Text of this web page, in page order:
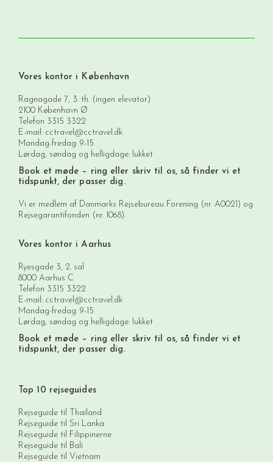
Vores kontor i København
Ragnagade 7, 3. th. (ingen elevator)
2100 København Ø
Telefon 3315 3322
E-mail: cctravel@cctravel.dk
Mandag-fredag: 9-15
Lørdag, søndag og helligdage: lukket
Book et møde – ring eller skriv til os, så finder vi et
tidspunkt, der passer dig.
Vi er medlem af Danmarks Rejsebureau Forening (nr. A0021) og
Rejsegarantifonden (nr. 1068).
Vores kontor i Aarhus
Ryesgade 3, 2. sal
8000 Aarhus C
Telefon 3315 3322
E-mail: cctravel@cctravel.dk
Mandag-fredag: 9-15
Lørdag, søndag og helligdage: lukket
Book et møde – ring eller skriv til os, så finder vi et
tidspunkt, der passer dig.
Top 10 rejseguides
Rejseguide til Thailand
Rejseguide til Sri Lanka
Rejseguide til Filippinerne
Rejseguide til Bali
Rejseguide til Vietnam